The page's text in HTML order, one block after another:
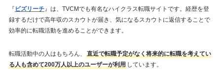
『 ビズリーチ』は、TVCMでも有名なハイクラス転職サイトです。経歴を登
録するだけで高年収のスカウトが届き、気になるスカウトに返信することで
効率的に転職活動を進めることができます。
転職活動中の人はもちろん、
直近で転職予定がなく将来的に転職を考えてい
る人も含めて200万人以上のユーザーが利用 しています。